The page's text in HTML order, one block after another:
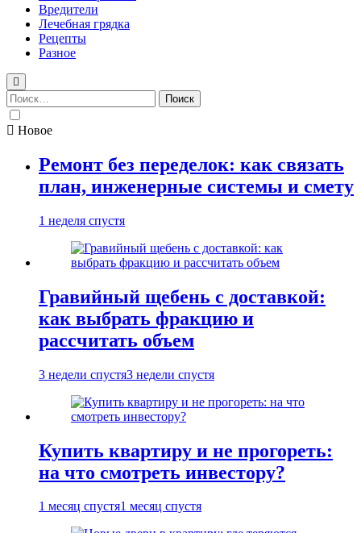
Вредители
Лечебная грядка
Рецепты
Разное
Найти:
Новое
Ремонт без переделок: как связать
план, инженерные системы и смету
1 неделя спустя
Гравийный щебень с доставкой:
как выбрать фракцию и
рассчитать объем
3 недели спустя3 недели спустя
Купить квартиру и не прогореть:
на что смотреть инвестору?
1 месяц спустя1 месяц спустя